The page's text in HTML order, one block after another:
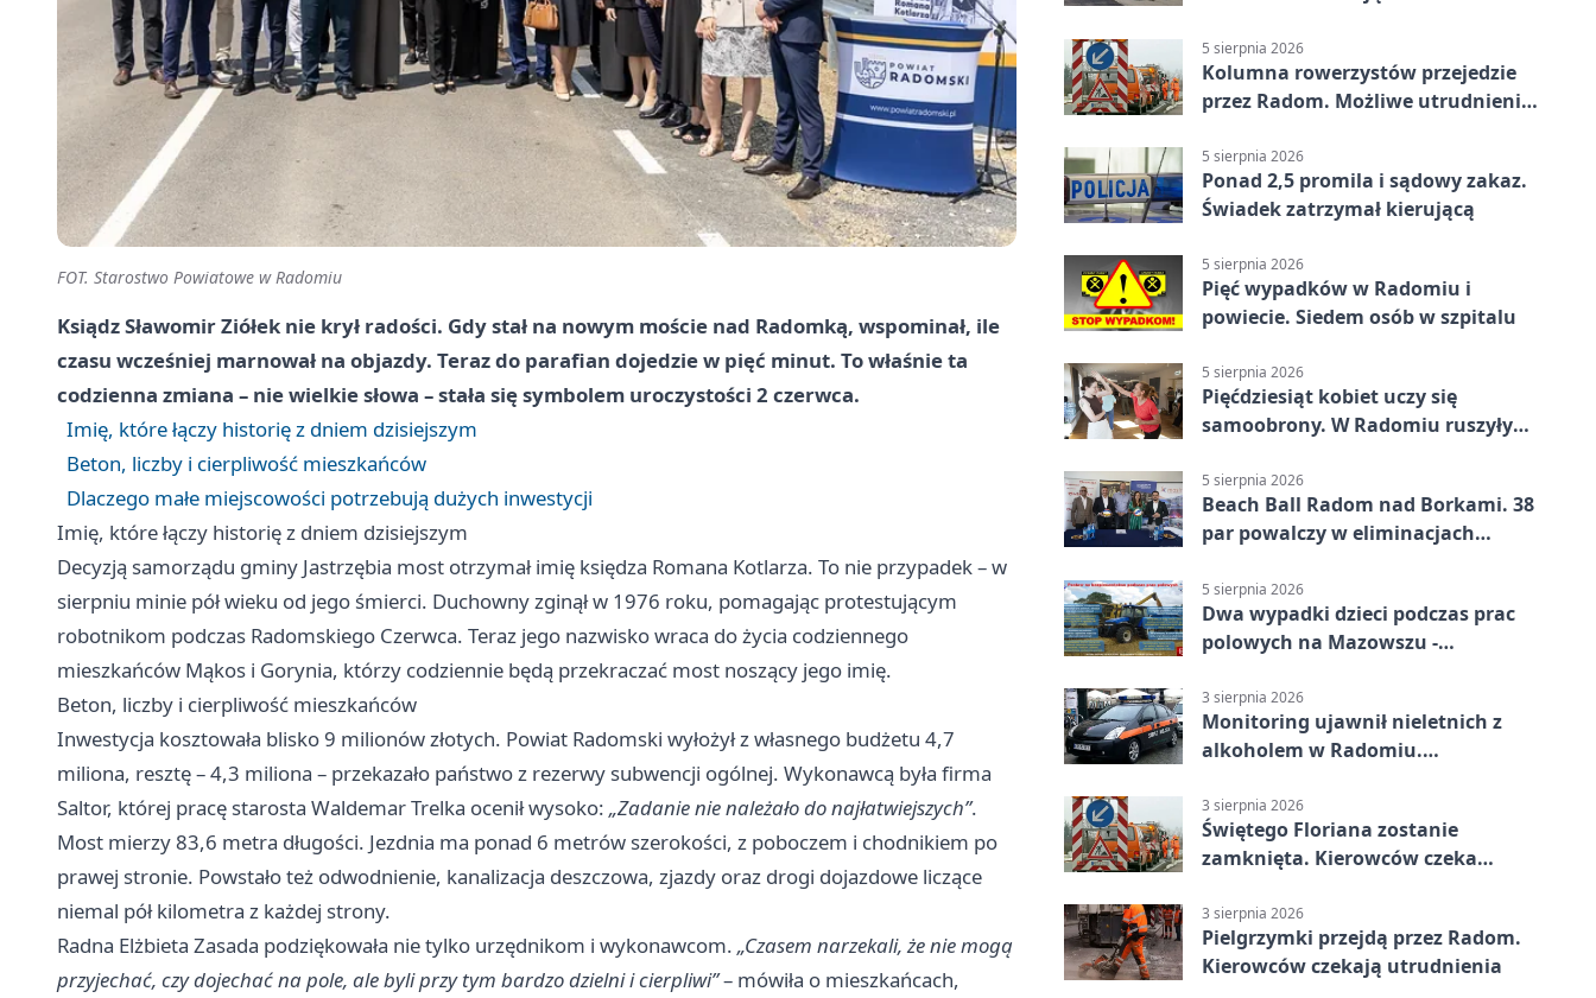
FOT. Starostwo Powiatowe w Radomiu
Ksiądz Sławomir Ziółek nie krył radości. Gdy stał na nowym moście nad Radomką, wspominał, ile
czasu wcześniej marnował na objazdy. Teraz do parafian dojedzie w pięć minut. To właśnie ta
codzienna zmiana – nie wielkie słowa – stała się symbolem uroczystości 2 czerwca.
Imię, które łączy historię z dniem dzisiejszym
Beton, liczby i cierpliwość mieszkańców
Dlaczego małe miejscowości potrzebują dużych inwestycji
Imię, które łączy historię z dniem dzisiejszym
Decyzją samorządu gminy Jastrzębia most otrzymał imię księdza Romana Kotlarza. To nie przypadek – w
sierpniu minie pół wieku od jego śmierci. Duchowny zginął w 1976 roku, pomagając protestującym
robotnikom podczas Radomskiego Czerwca. Teraz jego nazwisko wraca do życia codziennego
mieszkańców Mąkos i Gorynia, którzy codziennie będą przekraczać most noszący jego imię.
Beton, liczby i cierpliwość mieszkańców
Inwestycja kosztowała blisko 9 milionów złotych. Powiat Radomski wyłożył z własnego budżetu 4,7
miliona, resztę – 4,3 miliona – przekazało państwo z rezerwy subwencji ogólnej. Wykonawcą była firma
Saltor, której pracę starosta Waldemar Trelka ocenił wysoko: „Zadanie nie należało do najłatwiejszych”.
Most mierzy 83,6 metra długości. Jezdnia ma ponad 6 metrów szerokości, z poboczem i chodnikiem po
prawej stronie. Powstało też odwodnienie, kanalizacja deszczowa, zjazdy oraz drogi dojazdowe liczące
niemal pół kilometra z każdej strony.
Radna Elżbieta Zasada podziękowała nie tylko urzędnikom i wykonawcom. „Czasem narzekali, że nie mogą
przyjechać, czy dojechać na pole, ale byli przy tym bardzo dzielni i cierpliwi”– mówiła o mieszkańcach,
5 sierpnia 2026
Kolumna rowerzystów przejedzie
przez Radom. Możliwe utrudnienia
5 sierpnia 2026
Ponad 2,5 promila i sądowy zakaz.
Świadek zatrzymał kierującą
5 sierpnia 2026
Pięć wypadków w Radomiu i
powiecie. Siedem osób w szpitalu
5 sierpnia 2026
Pięćdziesiąt kobiet uczy się
samoobrony. W Radomiu ruszyły
5 sierpnia 2026
Beach Ball Radom nad Borkami. 38
par powalczy w eliminacjach
5 sierpnia 2026
Dwa wypadki dzieci podczas prac
polowych na Mazowszu -
3 sierpnia 2026
Monitoring ujawnił nieletnich z
alkoholem w Radomiu.
3 sierpnia 2026
Świętego Floriana zostanie
zamknięta. Kierowców czeka
3 sierpnia 2026
Pielgrzymki przejdą przez Radom.
Kierowców czekają utrudnienia